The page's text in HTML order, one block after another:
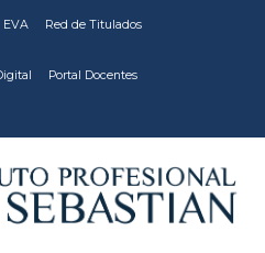
EVA Red de Titulados
Portal Docentes